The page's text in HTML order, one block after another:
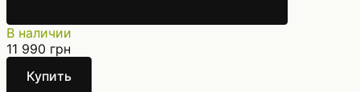
В наличии
11 990 грн
Купить